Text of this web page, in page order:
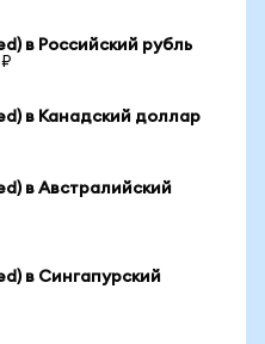
в Российский рубль
в Канадский доллар
в Австралийский
в Сингапурский